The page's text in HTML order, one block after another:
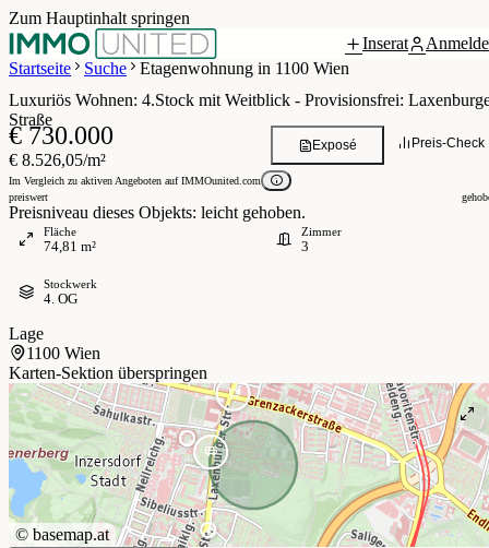
Zum Hauptinhalt springen
Inserat
Startseite
Suche Etagenwohnung in 1100 Wien
/ 14Grundriss
Luxuriös Wohnen: 4.Stock mit Weitblick - Provisionsfrei:
Straße
€ 730.000
€ 8.526,05/m²
Im Vergleich zu aktiven Angeboten auf IMMOunited.com
preiswert
Preisniveau dieses Objekts: leicht gehoben.
Preis-Check
Exposé
Fläche
74,81 m²
Zimmer
3
Stockwerk
4. OG
Lage
1100 Wien
Karten-Sektion überspringen
© basemap.at